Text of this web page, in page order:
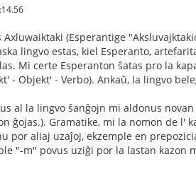
Axluwaiktaki (Esperantige
lingvo estas, kiel Esperanto,
Mi certe Esperanton ŝatas pro la
- Objekt' - Verbo). Ankaŭ, la lingvo
al la lingvo ŝanĝojn mi aldonus
ĝojas.). Gramatike, mi la nomon de l'
por aliaj uzaĵoj, ekzemple en
"-m" povus uziĝi por la lastan kazon